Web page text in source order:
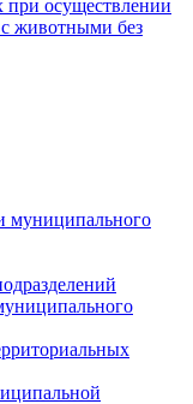
осуществлении
животными без
муниципального